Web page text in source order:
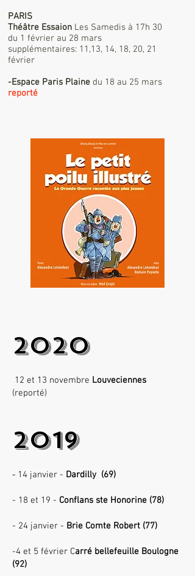
PARIS
Théâtre Essaion Les Samedis à 17h 30
du 1 février au 28 mars
supplémentaires: 11,13, 14, 18, 20, 21
février
-Espace Paris Plaine du 18 au 25 mars
reporté
2020
12 et 13 novembre Louveciennes
(reporté)
2019
- 14 janvier - Dardilly (69)
- 18 et 19 - Conflans ste Honorine (78)
- 24 janvier - Brie Comte Robert (77)
-4 et 5 février Carré bellefeuille Boulogne
(92)